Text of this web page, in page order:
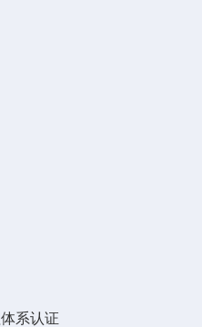
系认证